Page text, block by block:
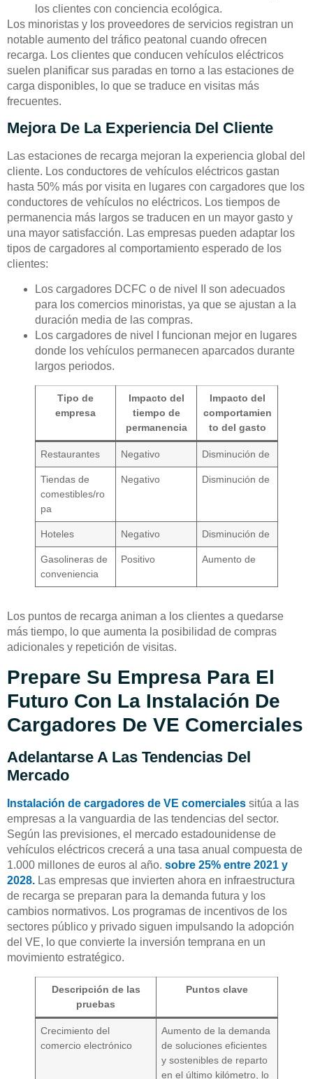
los clientes con conciencia ecológica.
Los minoristas y los proveedores de servicios registran un
notable aumento del tráfico peatonal cuando ofrecen
recarga. Los clientes que conducen vehículos eléctricos
suelen planificar sus paradas en torno a las estaciones de
carga disponibles, lo que se traduce en visitas más
frecuentes.
Mejora De La Experiencia Del Cliente
Las estaciones de recarga mejoran la experiencia global del
cliente. Los conductores de vehículos eléctricos gastan
hasta 50% más por visita en lugares con cargadores que los
conductores de vehículos no eléctricos. Los tiempos de
permanencia más largos se traducen en un mayor gasto y
una mayor satisfacción. Las empresas pueden adaptar los
tipos de cargadores al comportamiento esperado de los
clientes:
Los cargadores DCFC o de nivel II son adecuados
para los comercios minoristas, ya que se ajustan a la
duración media de las compras.
Los cargadores de nivel I funcionan mejor en lugares
donde los vehículos permanecen aparcados durante
largos periodos.
Tipo de
empresa
Impacto del
tiempo de
permanencia
Impacto del
comportamien
to del gasto
Restaurantes Negativo Disminución de
Tiendas de
comestibles/ro
pa
Negativo Disminución de
Hoteles Negativo Disminución de
Gasolineras de
conveniencia
Positivo Aumento de
Los puntos de recarga animan a los clientes a quedarse
más tiempo, lo que aumenta la posibilidad de compras
adicionales y repetición de visitas.
Prepare Su Empresa Para El
Futuro Con La Instalación De
Cargadores De VE Comerciales
Adelantarse A Las Tendencias Del
Mercado
Instalación de cargadores de VE comerciales sitúa a las
empresas a la vanguardia de las tendencias del sector.
Según las previsiones, el mercado estadounidense de
vehículos eléctricos crecerá a una tasa anual compuesta de
1.000 millones de euros al año. sobre 25% entre 2021 y
2028. Las empresas que invierten ahora en infraestructura
de recarga se preparan para la demanda futura y los
cambios normativos. Los programas de incentivos de los
sectores público y privado siguen impulsando la adopción
del VE, lo que convierte la inversión temprana en un
movimiento estratégico.
Descripción de las
pruebas
Puntos clave
Crecimiento del
comercio electrónico
Aumento de la demanda
de soluciones eficientes
y sostenibles de reparto
en el último kilómetro, lo